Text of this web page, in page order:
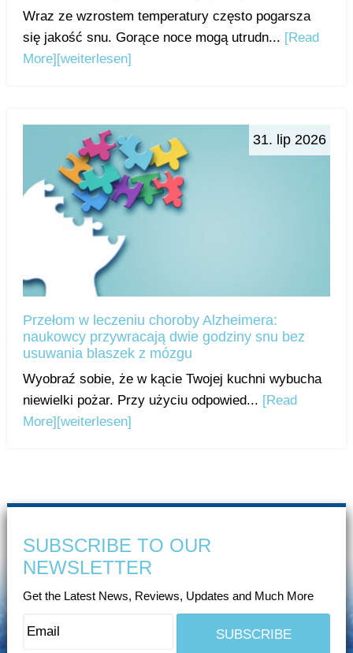
Wraz ze wzrostem temperatury często pogarsza
się jakość snu. Gorące noce mogą utrudn... [Read
More] [weiterlesen]
31. lip 2026
Przełom w leczeniu choroby Alzheimera:
naukowcy przywracają dwie godziny snu bez
usuwania blaszek z mózgu
Wyobraź sobie, że w kącie Twojej kuchni wybucha
niewielki pożar. Przy użyciu odpowied... [Read
More][weiterlesen]
SUBSCRIBE TO OUR
NEWSLETTER
Get the Latest News, Reviews, Updates and Much More